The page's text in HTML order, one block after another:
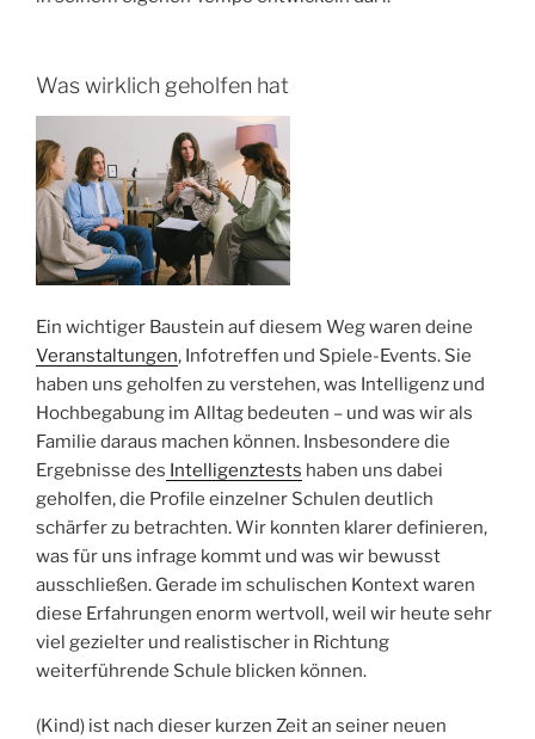
Was wirklich geholfen hat
Ein wichtiger Baustein auf diesem Weg waren deine
Veranstaltungen, Infotreffen und Spiele-Events. Sie
haben uns geholfen zu verstehen, was Intelligenz und
Hochbegabung im Alltag bedeuten – und was wir als
Familie daraus machen können. Insbesondere die
Ergebnisse des Intelligenztests haben uns dabei
geholfen, die Profile einzelner Schulen deutlich
schärfer zu betrachten. Wir konnten klarer definieren,
was für uns infrage kommt und was wir bewusst
ausschließen. Gerade im schulischen Kontext waren
diese Erfahrungen enorm wertvoll, weil wir heute sehr
viel gezielter und realistischer in Richtung
weiterführende Schule blicken können.
(Kind) ist nach dieser kurzen Zeit an seiner neuen